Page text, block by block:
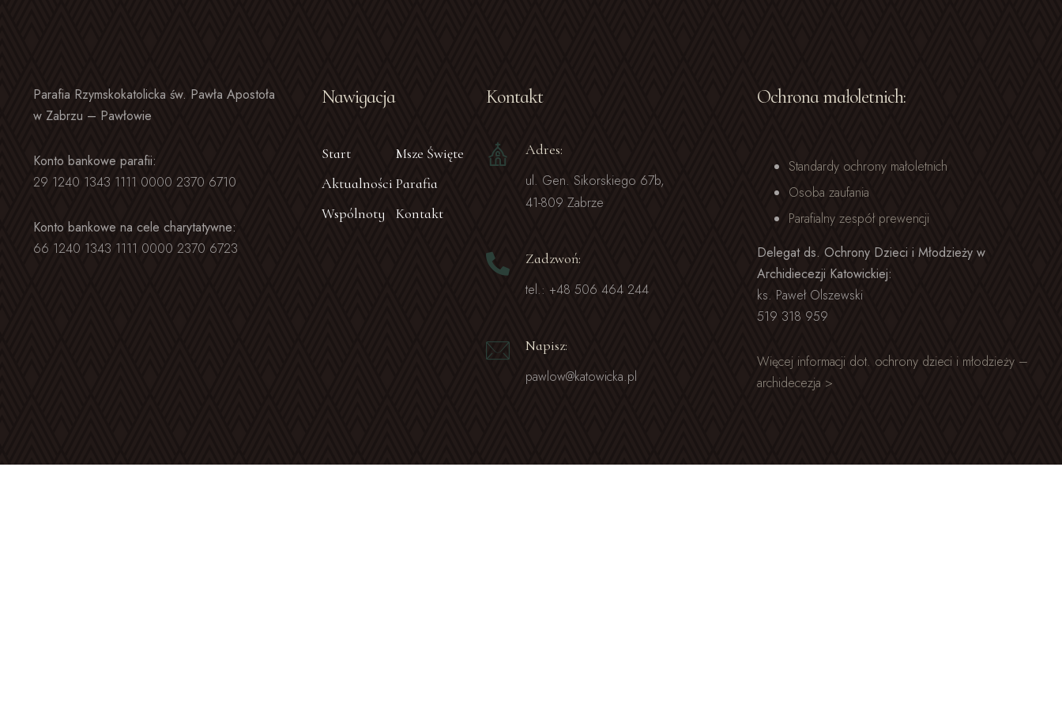
Parafia Rzymskokatolicka św. Pawła Apostoła
w Zabrzu – Pawłowie
Konto bankowe parafii:
29 1240 1343 1111 0000 2370 6710
Konto bankowe na cele charytatywne:
66 1240 1343 1111 0000 2370 6723
Nawigacja
Start
Msze Święte
Aktualności Parafia
Wspólnoty
Kontakt
Kontakt
Adres:
ul. Gen. Sikorskiego 67b,
41-809 Zabrze
Zadzwoń:
tel.: +48 506 464 244
Napisz:
pawlow@katowicka.pl
Ochrona małoletnich:
Standardy ochrony małoletnich
Osoba zaufania
Parafialny zespół prewencji
Delegat ds. Ochrony Dzieci i Młodzieży w
Archidiecezji Katowickiej:
ks. Paweł Olszewski
519 318 959
Więcej informacji dot. ochrony dzieci i młodzieży –
archidecezja >